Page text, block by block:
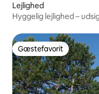
Lejlighed
Hyggelig lejlighed –
Gæstefavorit
Gæstefavorit